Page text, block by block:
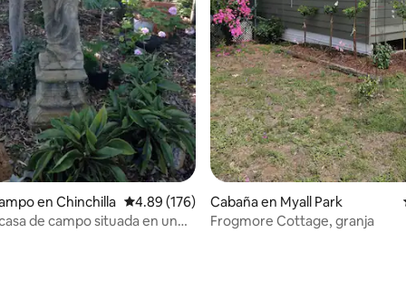
5 de 5; 13 evaluaciones
en Chinchilla Calificación promedio: 4.89 de 5; 176
4.89 (176)
de campo situada en un
Cabaña en Myall Park
Frogmore Cottage, granja